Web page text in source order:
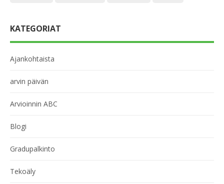
KATEGORIAT
Ajankohtaista
arvin päivän
Arvioinnin ABC
Blogi
Gradupalkinto
Tekoäly